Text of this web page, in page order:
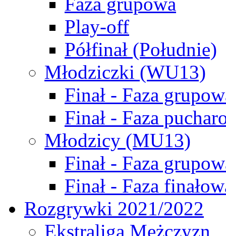
Play-off
Półfinał (Południe)
Młodziczki (WU13)
Finał - Faza
Finał - Faza
Młodzicy (MU13)
Finał - Faza
Finał - Faza
Rozgrywki 2021/2022
Ekstraliga Mężczyzn